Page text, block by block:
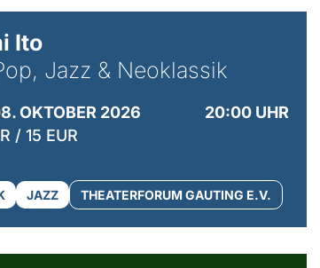
Ito
Jazz & Neoklassik
OKTOBER 2026
20:00 UHR
/ 15 EUR
JAZZ THEATERFORUM GAUTING E.V.